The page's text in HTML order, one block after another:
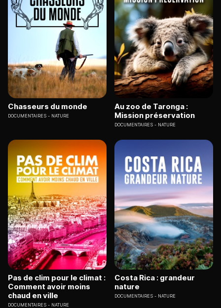
Chasseurs du monde
DOCUMENTAIRES NATURE
Au zoo de Taronga :
Mission préservation
DOCUMENTAIRES NATURE
Pas de clim pour le climat :
Comment avoir moins
chaud en ville
DOCUMENTAIRES NATURE
Costa Rica : grandeur
nature
DOCUMENTAIRES NATURE